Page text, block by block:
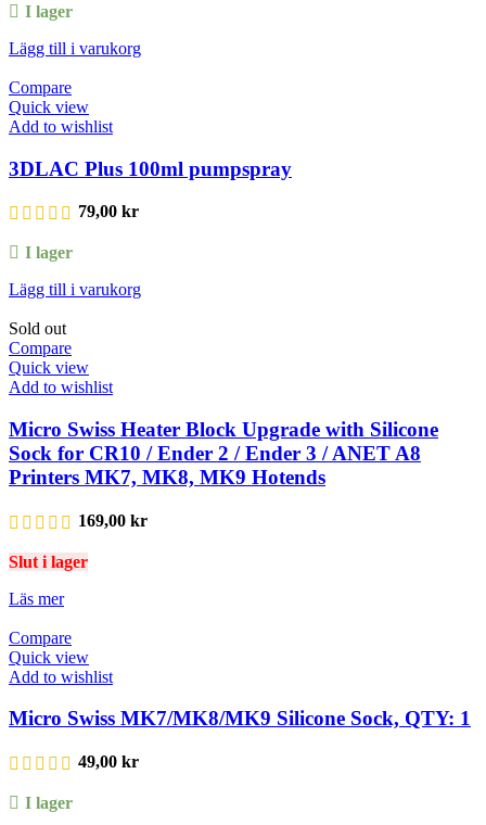
I lager
Lägg till i varukorg
Compare
Quick view
Add to wishlist
3DLAC Plus 100ml pumpspray
79,00 kr
I lager
Lägg till i varukorg
Sold out
Compare
Quick view
Add to wishlist
Micro Swiss Heater Block Upgrade with Silicone
Sock for CR10 / Ender 2 / Ender 3 / ANET A8
Printers MK7, MK8, MK9 Hotends
169,00 kr
Slut i lager
Läs mer
Compare
Quick view
Add to wishlist
Micro Swiss MK7/MK8/MK9 Silicone Sock, QTY: 1
49,00 kr
I lager